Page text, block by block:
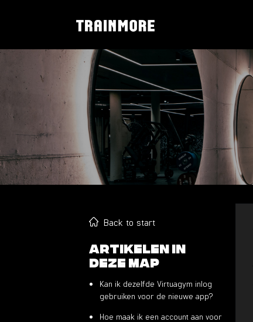
Back to start
Artikelen in
deze map
Kan ik dezelfde Virtuagym inlog
gebruiken voor de nieuwe app?
Hoe maak ik een account aan voor